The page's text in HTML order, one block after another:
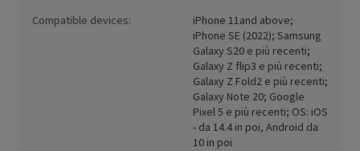
Compatible devices:
iPhone 11and above;
iPhone SE (2022); Samsung
Galaxy S20 e più recenti;
Galaxy Z flip3 e più recenti;
Galaxy Z Fold2 e più recenti;
Galaxy Note 20; Google
Pixel 5 e più recenti; OS: iOS
- da 14.4 in poi, Android da
10 in poi